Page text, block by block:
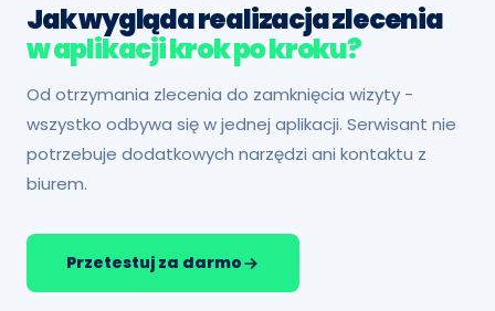
Jak wygląda realizacja zlecenia
w aplikacji krok po kroku?
Od otrzymania zlecenia do zamknięcia wizyty -
wszystko odbywa się w jednej aplikacji. Serwisant nie
potrzebuje dodatkowych narzędzi ani kontaktu z
biurem.
Przetestuj za darmo